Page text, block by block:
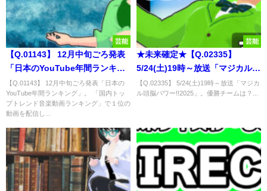
芸能
【Q.01143】 12月中旬ごろ発表
「日本のYouTube年間ランキン
グ」。 「国内トップトレンド音
楽動画ランキング」で１位の動
画を配信しているアーティスト
【Q.01143】 12月中旬ごろ発表「日本の
YouTube年間ランキング」。 「国内トッ
プトレンド音楽動画ランキング」で１位の
動画を配信し...
芸能
★未来確定★【Q.02335】
5/24(土)19時～放送「マジカル頭
脳パワー!!2025」。優勝チーム
は？
【Q.02335】 5/24(土)19時～放送「マジカ
ル頭脳パワー!!2025」。優勝チームは？...